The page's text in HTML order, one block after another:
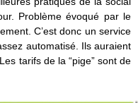
Problème évoqué par le
C’est donc un service
automatisé. Ils auraient
tarifs de la “pige” sont de